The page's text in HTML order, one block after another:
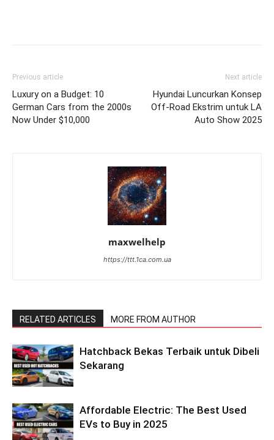
Previous article
Luxury on a Budget: 10
German Cars from the 2000s
Now Under $10,000
Next article
Hyundai Luncurkan Konsep
Off-Road Ekstrim untuk LA
Auto Show 2025
maxwelhelp
https://ttt.1ca.com.ua
RELATED ARTICLES MORE FROM AUTHOR
Hatchback Bekas Terbaik untuk Dibeli
Sekarang
Affordable Electric: The Best Used
EVs to Buy in 2025